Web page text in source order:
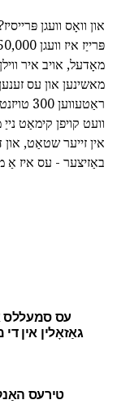
און וואָס וועגן
מאָדעל, אויב איר
מאשינען און עס
וועט קויפן קימאַט
אין זייער שטאַט, און
באַזיצער - עס איז אַ
עס סמעללס
גאַזאָלין אין די
טירעס